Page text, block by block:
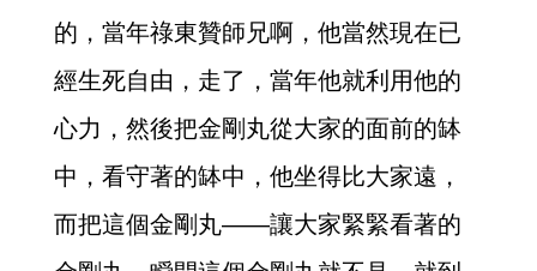
的，當年祿東贊師兄啊，他當然現在已
經生死自由，走了，當年他就利用他的
心力，然後把金剛丸從大家的面前的缽
中，看守著的缽中，他坐得比大家遠，
而把這個金剛丸——讓大家緊緊看著的